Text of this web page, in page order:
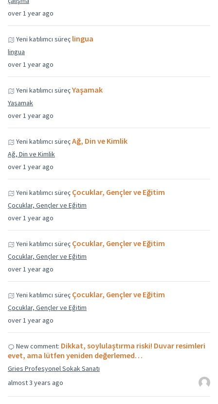
over 1 year ago
over 1 year ago
Yeni katılımcı süreç lingua
lingua
over 1 year ago
Yeni katılımcı süreçYaşamak
Yaşamak
over 1 year ago
Yeni katılımcı süreçAğ, Din ve Kimlik
Ağ, Din ve Kimlik
over 1 year ago
Yeni katılımcı süreç Çocuklar, Gençler ve Eğitim
Çocuklar, Gençler ve Eğitim
over 1 year ago
Yeni katılımcı süreç Çocuklar, Gençler ve Eğitim
Çocuklar, Gençler ve Eğitim
over 1 year ago
Yeni katılımcı süreç Çocuklar, Gençler ve Eğitim
Çocuklar, Gençler ve Eğitim
almost 3 years ago
New comment: Dikkat, soylulaştırma riski! Duvar resimleri
evet, ama lütfen yeniden değerlemed…
Gries Profesyonel Sokak Sanatı